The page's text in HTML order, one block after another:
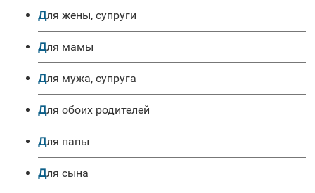
для жены, супруги
для мамы
для мужа, супруга
для обоих родителей
для папы
для сына